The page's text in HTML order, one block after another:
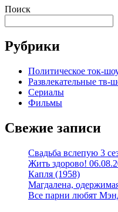
Поиск
Рубрики
Политическое ток-
Развлекательные тв-
Сериалы
Фильмы
Свежие записи
Свадьба вслепую 3
Жить здорово!
Капля (1958)
Магдалена,
Все парни любят